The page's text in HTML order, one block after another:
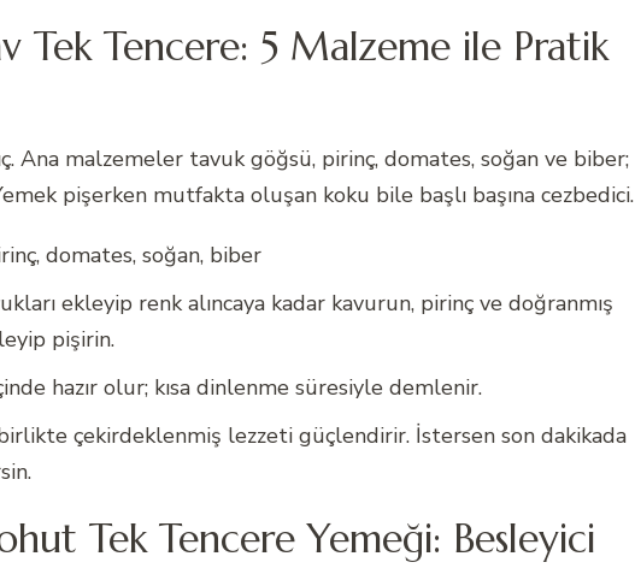
Tek Tencere: 5 Malzeme ile Pratik
Ana malzemeler tavuk göğsü, pirinç, domates, soğan ve biber;
pişerken mutfakta oluşan koku bile başlı başına cezbedici.
domates, soğan, biber
ekleyip renk alıncaya kadar kavurun, pirinç ve doğranmış
pişirin.
hazır olur; kısa dinlenme süresiyle demlenir.
çekirdeklenmiş lezzeti güçlendirir. İstersen son dakikada
Tek Tencere Yemeği: Besleyici